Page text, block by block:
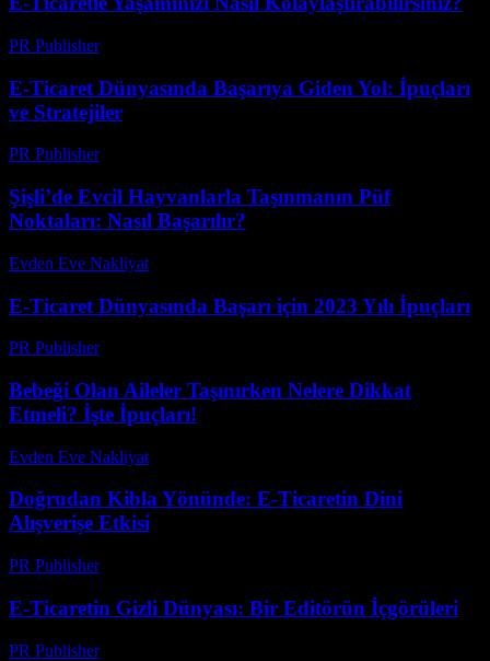
PR Publisher-
E-Ticaret Dünyasında Başarıya Giden Yol: İpuçları
ve Stratejiler
PR Publisher-
Şişli’de Evcil Hayvanlarla Taşınmanın Püf
Noktaları: Nasıl Başarılır?
Evden Eve Nakliyat
E-Ticaret Dünyasında Başarı için 2023 Yılı İpuçları
PR Publisher-
Bebeği Olan Aileler Taşınırken Nelere Dikkat
Etmeli? İşte İpuçları!
Evden Eve Nakliyat
Doğrudan Kibla Yönünde: E-Ticaretin Dini
Alışverişe Etkisi
PR Publisher-
E-Ticaretin Gizli Dünyası: Bir Editörün İçgörüleri
PR Publisher-